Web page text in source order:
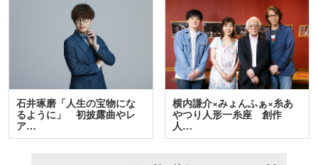
石井琢磨「人生の宝物にな
るように」 初披露曲やレ
ア…
横内謙介×みょんふぁ×糸あ
やつり人形一糸座 創作
人…